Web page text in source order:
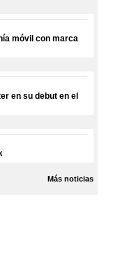
móvil con marca
en su debut en el
Más noticias